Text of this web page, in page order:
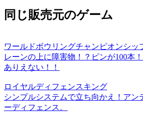
同じ販売元のゲーム
ワールドボウリングチャンピオンシッ
レーンの上に障害物！？ピンが100本
ありえない！！
ロイヤルディフェンスキング
シンプルシステムで立ち向かえ！アン
ーディフェンス。